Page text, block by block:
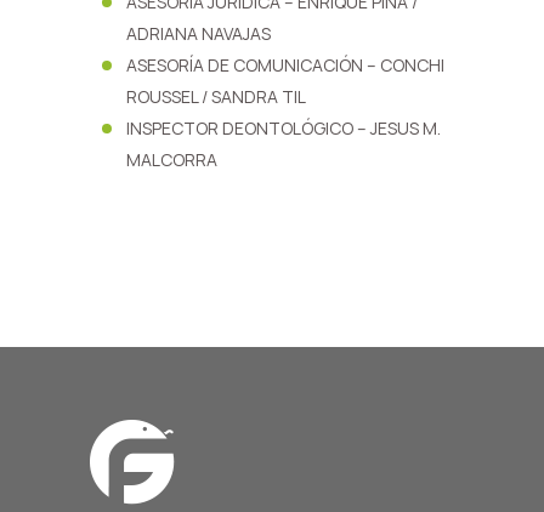
ADRIANA NAVAJAS
ASESORÍA DE COMUNICACIÓN – CONCHI
ROUSSEL / SANDRA TIL
INSPECTOR DEONTOLÓGICO – JESUS M.
MALCORRA